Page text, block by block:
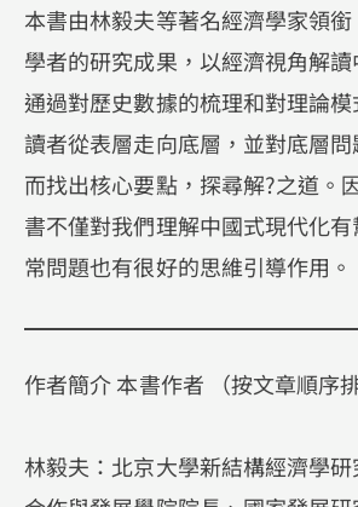
本書由林毅夫等著名經濟學家領
學者的研究成果，以經濟視角解讀
通過對歷史數據的梳理和對理論
讀者從表層走向底層，並對底層
而找出核心要點，探尋解?之道。
書不僅對我們理解中國式現代化
常問題也有很好的思維引導作用。
作者簡介 本書作者 （按文章順序排
林毅夫：北京大學新結構經濟學